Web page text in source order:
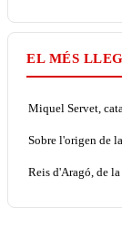
EL MÉS
Miquel Servet,
Sobre l'origen de
Reis d'Aragó, de